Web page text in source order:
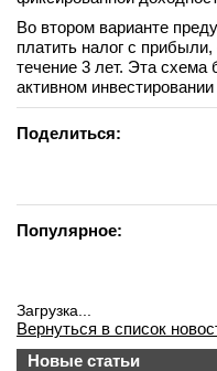
Во втором варианте
платить налог с
течение 3 лет. Эта схема
активном
Поделиться:
Популярное:
Загрузка...
Вернуться в список
Новые статьи